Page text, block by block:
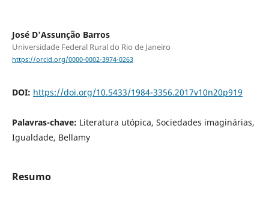
José D'Assunção Barros
Universidade Federal Rural do Rio de Janeiro
https://orcid.org/0000-0002-3974-0263
DOI: https://doi.org/10.5433/1984-3356.2017v10n20p919
Palavras-chave: Literatura utópica, Sociedades imaginárias,
Igualdade, Bellamy
Resumo